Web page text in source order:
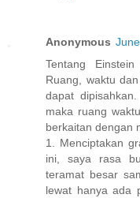
Anonymous
Tentang
Ruang, waktu
dapat
maka ruang
berkaitan dengan
1. Menciptakan
ini, saya rasa
teramat besar
lewat hanya ada